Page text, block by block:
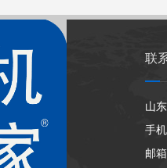
联
山
手
邮